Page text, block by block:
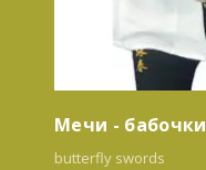
Мечи - бабочки
butterfly swords